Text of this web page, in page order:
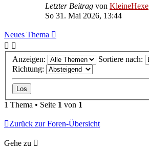
Letzter Beitrag von KleineHexe
So 31. Mai 2026, 13:44
Neues Thema
Anzeigen:
Sortiere nach:
Richtung:
1 Thema • Seite 1 von 1
Zurück zur Foren-Übersicht
Gehe zu